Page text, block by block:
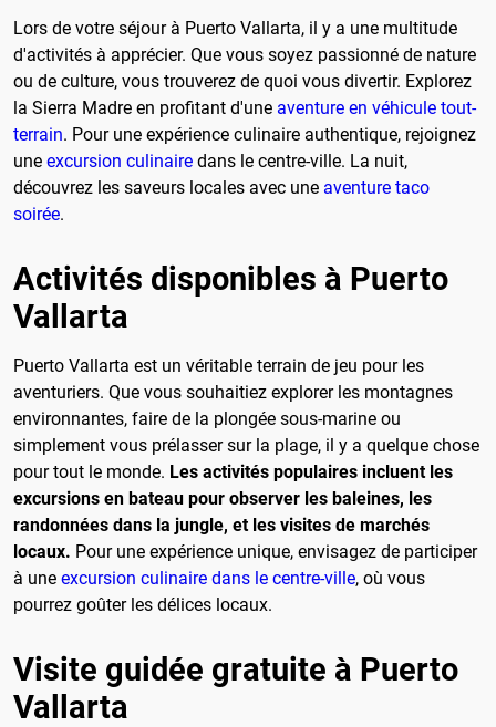
Lors de votre séjour à Puerto Vallarta, il y a une multitude
d'activités à apprécier. Que vous soyez passionné de nature
ou de culture, vous trouverez de quoi vous divertir. Explorez
la Sierra Madre en profitant d'une aventure en véhicule tout-
terrain. Pour une expérience culinaire authentique, rejoignez
une excursion culinaire dans le centre-ville. La nuit,
découvrez les saveurs locales avec une aventure taco
soirée.
Activités disponibles à Puerto
Vallarta
Puerto Vallarta est un véritable terrain de jeu pour les
aventuriers. Que vous souhaitiez explorer les montagnes
environnantes, faire de la plongée sous-marine ou
simplement vous prélasser sur la plage, il y a quelque chose
pour tout le monde. Les activités populaires incluent les
excursions en bateau pour observer les baleines, les
randonnées dans la jungle, et les visites de marchés
locaux. Pour une expérience unique, envisagez de participer
à une excursion culinaire dans le centre-ville, où vous
pourrez goûter les délices locaux.
Visite guidée gratuite à Puerto
Vallarta